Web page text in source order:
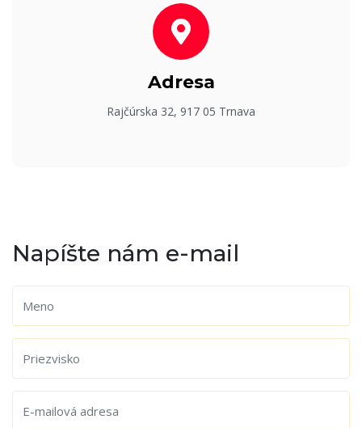
Adresa
Rajčúrska 32, 917 05 Trnava
Napíšte nám e-mail